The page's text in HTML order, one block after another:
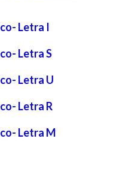
Letra I
Letra S
Letra U
Letra R
Letra M